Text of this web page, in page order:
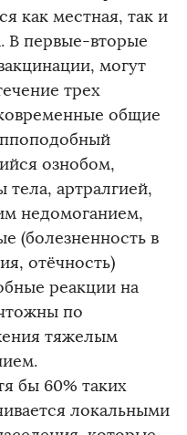
как местная, так и
В первые-вторые
могут
трех
общие
ознобом,
артралгией,
недомоганием,
(болезненность в
отёчность)
реакции на
по
тяжелым
бы 60% таких
локальными